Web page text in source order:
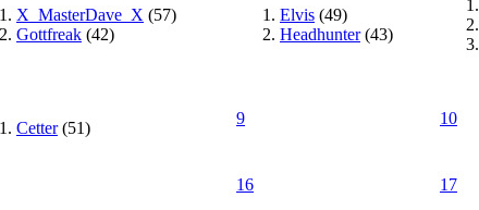
X_MasterDave_X (57)
Gottfreak (42)
Elvis (49)
Headhunter(43)
Cetter(51)
9 10
16
17